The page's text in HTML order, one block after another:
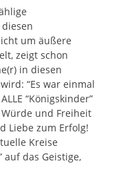
um äußere
zeigt schon
in diesen
“Es war einmal
“Königskinder”
und Freiheit
Liebe zum Erfolg!
Kreise
auf das Geistige,